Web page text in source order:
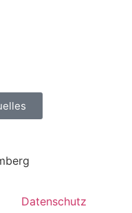
Datenschutz